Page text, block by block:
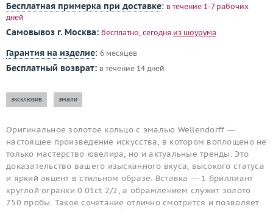
Бесплатная примерка при доставке: в течение 1-7 рабочих
дней
Самовывоз г. Москва: бесплатно, сегодня из шоурума
Гарантия на изделие: 6 месяцев
Бесплатный возврат: в течение 14 дней
эксклюзив эмали
Оригинальное золотое кольцо с эмалью Wellendorff —
настоящее произведение искусства, в котором воплощено не
только мастерство ювелира, но и актуальные тренды. Это
доказательство вашего изысканного вкуса, высокого статуса
и яркий акцент в стильном образе. Вставка — 1 бриллиант
круглой огранки 0.01ct 2/2, а обрамлением служит золото
750 пробы. Такое сочетание отлично смотрится и позволяет